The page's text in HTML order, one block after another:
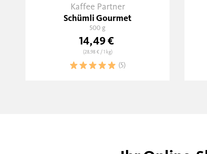
Kaffee Partner
Schümli Gourmet
500 g
14,49 €
(28,98 €/ 1 kg)
(5)